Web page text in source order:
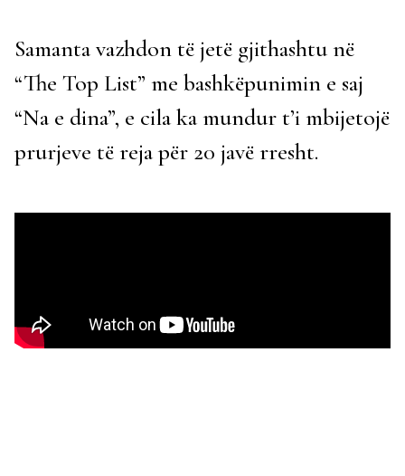
Samanta vazhdon të jetë gjithashtu në
“The Top List” me bashkëpunimin e saj
“Na e dina”, e cila ka mundur t’i mbijetojë
prurjeve të reja për 20 javë rresht.